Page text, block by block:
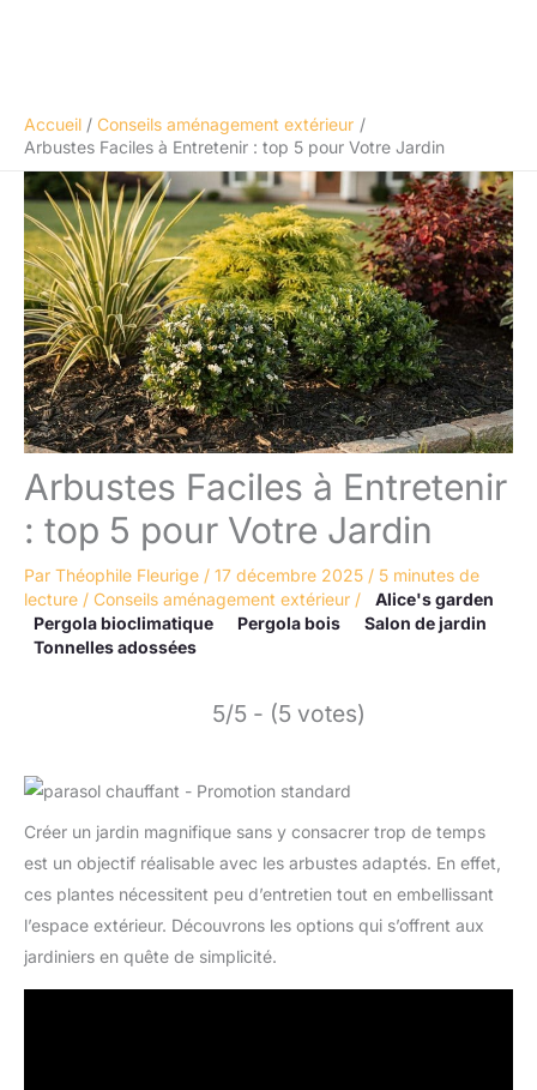
Accueil
Conseils aménagement extérieur
Arbustes Faciles à Entretenir : top 5 pour Votre Jardin
Arbustes Faciles à Entretenir
: top 5 pour Votre Jardin
Par Théophile Fleurige / 17 décembre 2025 / 5 minutes de
lecture / Conseils aménagement extérieur /
Alice's garden
Pergola bioclimatique
Pergola bois
Salon de jardin
Tonnelles adossées
5/5 - (5 votes)
Créer un jardin magnifique sans y consacrer trop de temps
est un objectif réalisable avec les arbustes adaptés. En effet,
ces plantes nécessitent peu d’entretien tout en embellissant
l’espace extérieur. Découvrons les options qui s’offrent aux
jardiniers en quête de simplicité.